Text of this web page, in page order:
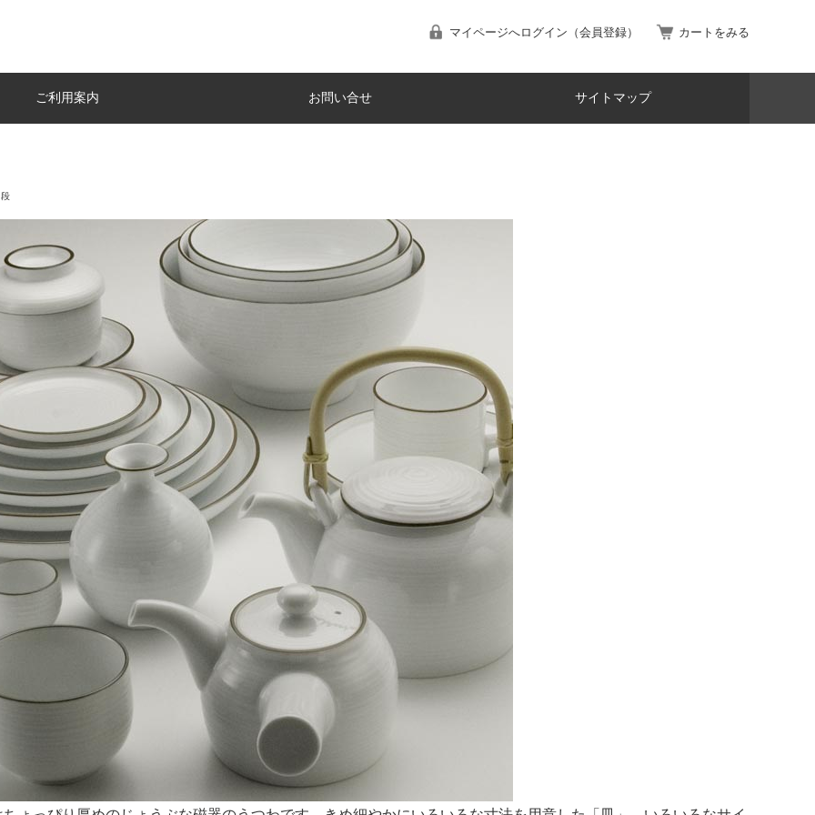
マイページへログイン（会員登録） カートをみる
ご利用案内 お問い合せ サイトマップ